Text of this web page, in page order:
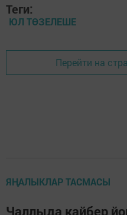
Теги:
ЮЛ ТӨЗЕЛЕШЕ
Перейти на
ЯҢАЛЫКЛАР ТАСМАСЫ
Чаллыда кайбер